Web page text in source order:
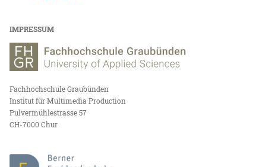
IMPRESSUM
Fachhochschule Graubünden
Institut für Multimedia Production
Pulvermühlestrasse 57
CH-7000 Chur